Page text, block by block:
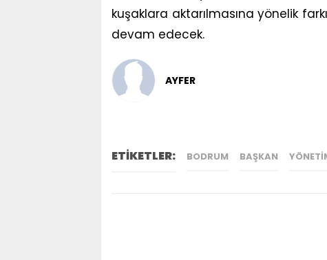
kuşaklara aktarılmasına yönelik
devam edecek.
AYFER
ETİKETLER: BODRUM BAŞKAN